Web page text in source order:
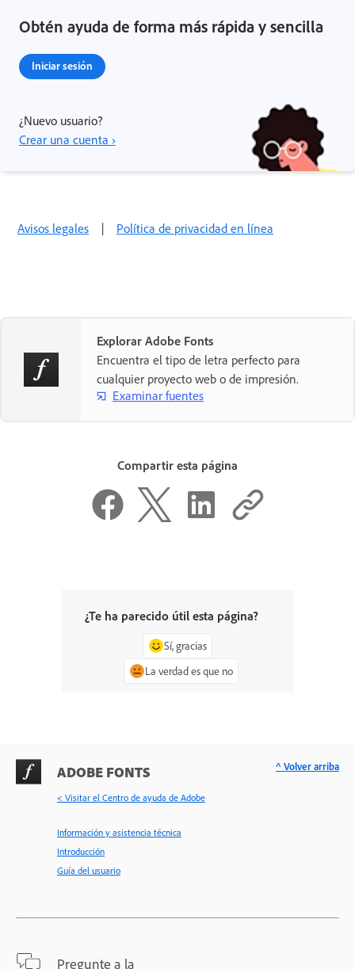
Obtén ayuda de forma más rápida y sencilla
Iniciar sesión
¿Nuevo usuario?
Crear una cuenta ›
Avisos legales | Política de privacidad en línea
Explorar Adobe Fonts
Encuentra el tipo de letra perfecto para
cualquier proyecto web o de impresión.
Examinar fuentes
Compartir esta página
¿Te ha parecido útil esta página?
Sí, gracias
La verdad es que no
ADOBE FONTS
< Visitar el Centro de ayuda de Adobe
Información y asistencia técnica
Introducción
Guía del usuario
Pregunte a la
^ Volver arriba